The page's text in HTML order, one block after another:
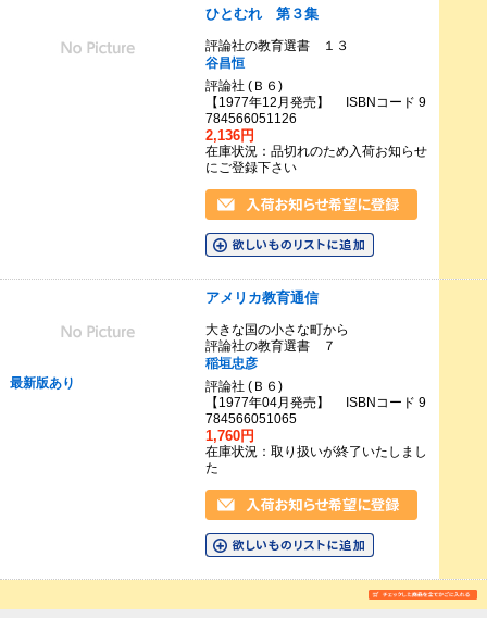
ひとむれ 第３集
評論社の教育選書 １３
谷昌恒
評論社 (Ｂ６)
【1977年12月発売】 ISBNコード 9
784566051126
2,136円
在庫状況：品切れのため入荷お知らせ
にご登録下さい
最新版あり
アメリカ教育通信
大きな国の小さな町から
評論社の教育選書 ７
稲垣忠彦
評論社 (Ｂ６)
【1977年04月発売】 ISBNコード 9
784566051065
1,760円
在庫状況：取り扱いが終了いたしまし
た